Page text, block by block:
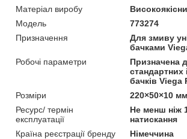
Матеріал виробу
Мoдель
773274
Призначення
Для змиву
бачками
Робочі параметри
Призначена
стандартних
бачків Viega
Розміри
220×50×10 мм
Ресурс/ термін
експлуатації
Не менш ніж
натискання
Країна реєстрації бренду
Німеччина